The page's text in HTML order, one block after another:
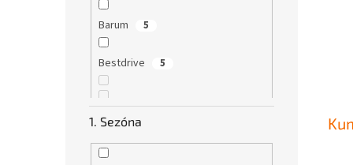
Barum 5
Bestdrive 5
Continental
1. Sezóna